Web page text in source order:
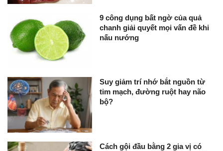
9 công dụng bất ngờ của quả
chanh giải quyết mọi vấn đề khi
nấu nướng
Suy giảm trí nhớ bắt nguồn từ
tim mạch, đường ruột hay não
bộ?
Cách gội đầu bằng 2 gia vị có